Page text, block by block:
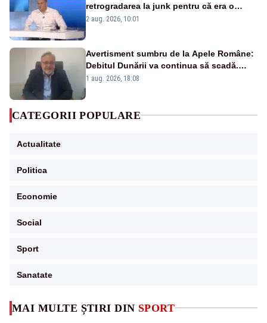
MAI MULTE ȘTIRI DIN SPORT
retrogradarea la junk pentru că era o
catastrofă pentru bănci și fondurile de
2 aug. 2026, 10:01
Avertisment sumbru de la Apele Române:
Debitul Dunării va continua să scadă.
Cernavodă s-ar putea închide în 4 zile
1 aug. 2026, 18:08
CATEGORII POPULARE
Actualitate
Politica
Economie
Social
Sport
Sanatate